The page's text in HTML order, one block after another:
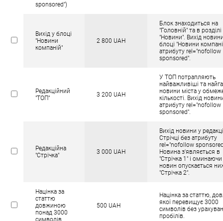
sponsored")
Вихід у блоці
"Новини
компаній"
2 800 UAH
Блок знаходиться на
"Головній" та в розділі
"Новини". Вихід
блоці "Новини
атрибуту rel="nofollow
sponsored".
Редакційний
"ТОП"
3 200 UAH
У ТОП потрапляють
найважливіші та
новини міста у
кількості. Вихід
атрибуту rel="nofollow
sponsored".
Редакційна
"Стрічка"
3 000 UAH
Вихід новини у
Стрічці без атрибуту
rel="nofollow
Новина з'являється в
"Стрічка 1" і
новин опускається
"Стрічка 2".
Націнка за
статтю
довжиною
понад 3000
символів
500 UAH
Націнка за статтю,
якої перевищує 3000
символів без
пробілів.